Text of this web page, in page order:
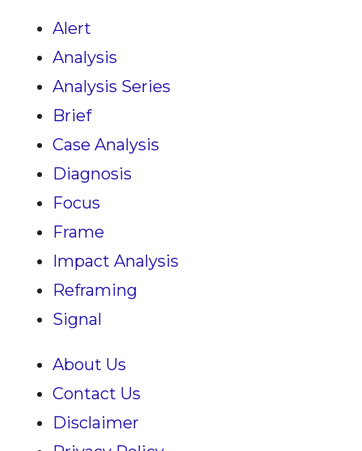
Alert
Analysis
Analysis Series
Brief
Case Analysis
Diagnosis
Focus
Frame
Impact Analysis
Reframing
Signal
About Us
Contact Us
Disclaimer